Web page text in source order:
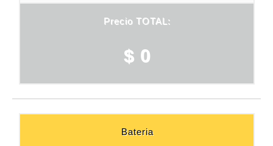
Precio TOTAL:
$ 0
Bateria